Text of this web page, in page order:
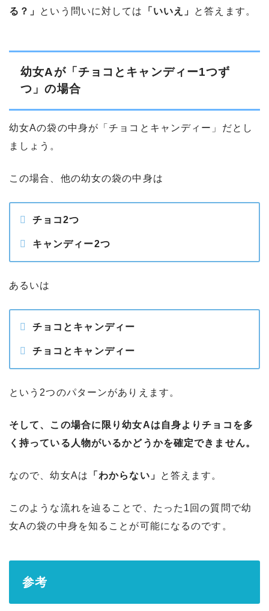
る？」 という問いに対しては 「いいえ」 と答えます。
幼女Aが「チョコとキャンディー1つず
つ」の場合
幼女Aの袋の中身が「チョコとキャンディー」だとし
ましょう。
この場合、他の幼女の袋の中身は
チョコ2つ
キャンディー2つ
あるいは
チョコとキャンディー
チョコとキャンディー
という2つのパターンがありえます。
そして、この場合に限り幼女Aは自身よりチョコを多
く持っている人物がいるかどうかを確定できません。
なので、幼女Aは 「わからない」 と答えます。
このような流れを辿ることで、たった1回の質問で幼
女Aの袋の中身を知ることが可能になるのです。
参考